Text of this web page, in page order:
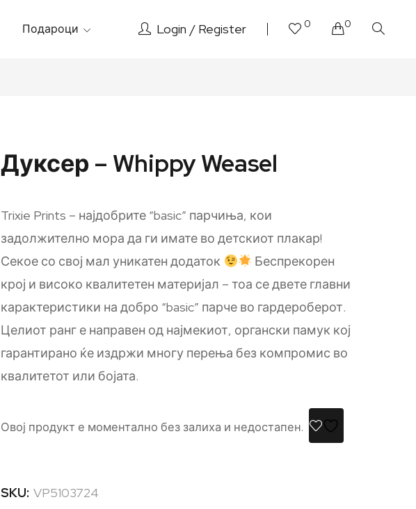
Подароци Login Register 0 0
Дуксер – Whippy Weasel
Trixie Prints – најдобрите “basic” парчиња, кои
задолжително мора да ги имате во детскиот плакар!
Секое со свој мал уникатен додаток
Беспрекорен
крој и високо квалитетен материјал – тоа се двете главни
карактеристики на добро “basic” парче во гардероберот.
Целиот ранг е направен од најмекиот, органски памук кој
гарантирано ќе издржи многу перења без компромис во
квалитетот или бојата.
Овој продукт е моментално без залиха и недостапен.
SKU: VP5103724